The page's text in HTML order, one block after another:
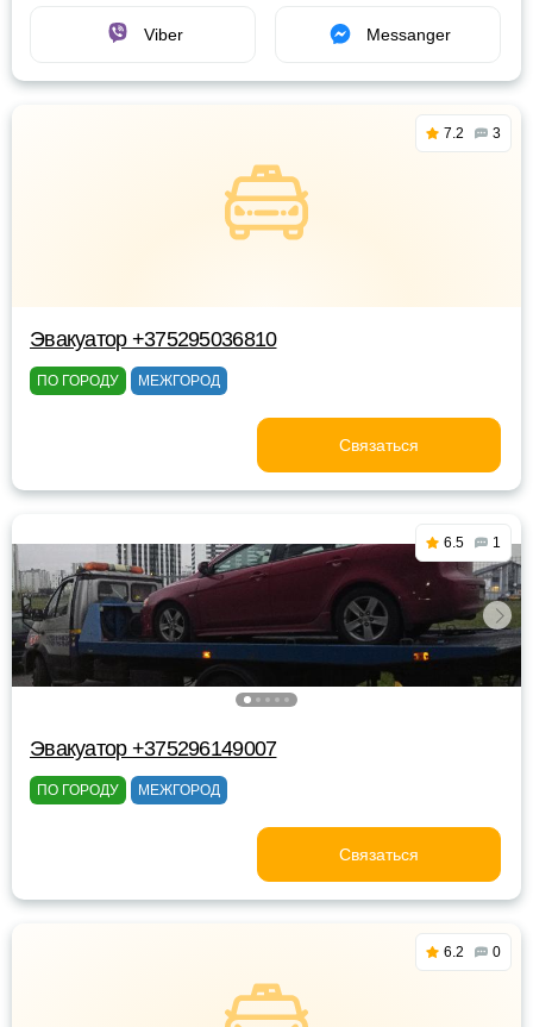
Viber Messanger
7.2 3
Эвакуатор +375295036810
ПО ГОРОДУ МЕЖГОРОД
Связаться
6.5 1
Эвакуатор +375296149007
ПО ГОРОДУ МЕЖГОРОД
Связаться
6.2 0